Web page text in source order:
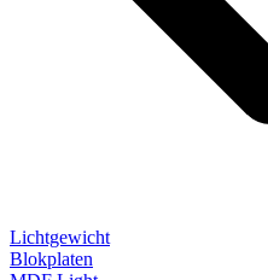
Lichtgewicht
Blokplaten